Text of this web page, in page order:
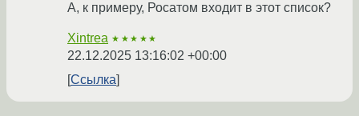
А, к примеру, Росатом входит в этот список?
Xintrea ★★★★★
22.12.2025 13:16:02 +00:00
Ссылка